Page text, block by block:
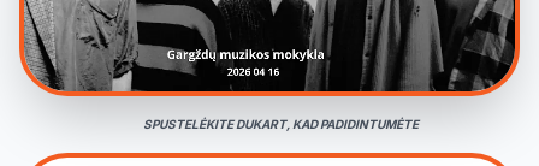
SPUSTELĖKITE DUKART, KAD PADIDINTUMĖTE